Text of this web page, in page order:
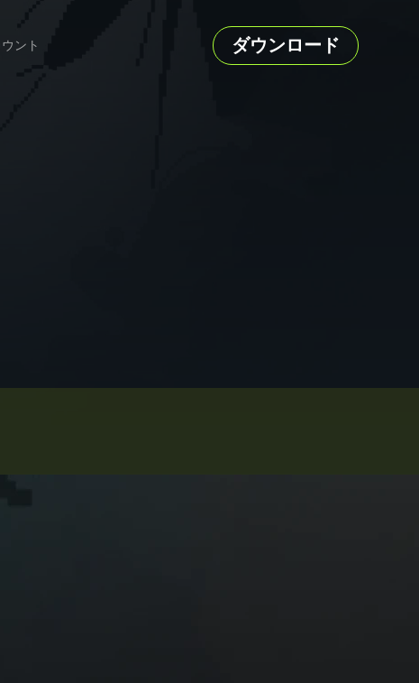
ント ダウンロード